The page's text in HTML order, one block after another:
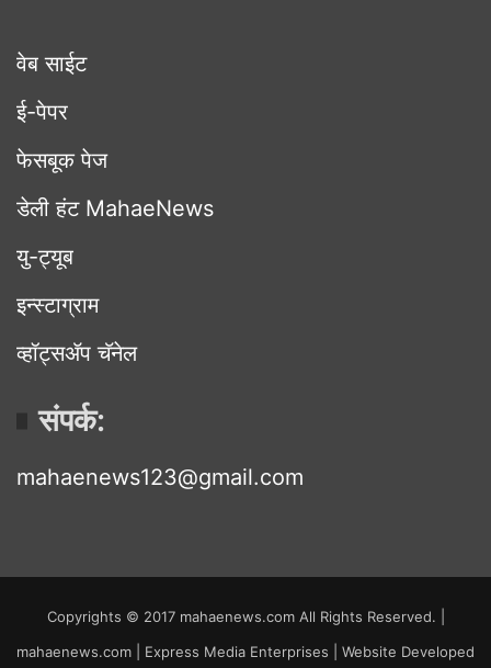
वेब साईट
ई-पेपर
फेसबूक पेज
डेली हंट MahaeNews
यु-ट्यूब
इन्स्टाग्राम
व्हॉट्सॲप चॅनेल
संपर्क:
mahaenews123@gmail.com
Copyrights © 2017 mahaenews.com All Rights Reserved. |
mahaenews.com | Express Media Enterprises | Website Developed